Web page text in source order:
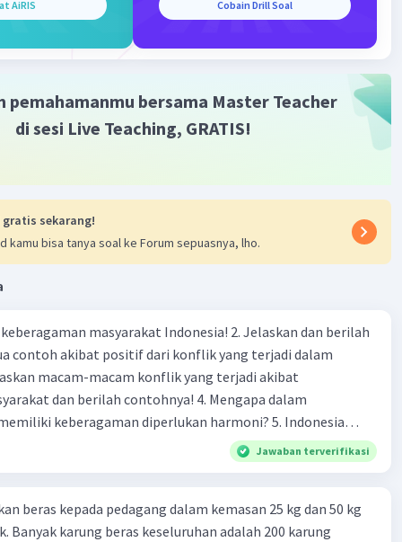
pakai "hu" yang cewek pakai "Haa".
Kak(maaf kalau ada tanda baca yang salah)
·0.0(0) Balas
Iklan
lahu warhamhu wa'afihi wa'fu 'anhu wa akrim
mudkhalahu waghsilhu bilmai wats tsalji
minal khathaya kama naqaitats tsaubal abyadla
wa abdilhu daran khairan min darihi wa ahlan khairan
'adzabil qabri wa 'adzabin naar.
·0.0(0) Balas
AiRIS Cobain Drill Soal
pemahamanmu bersama Master Teacher
di sesi Live Teaching, GRATIS!
gratis sekarang!
kamu bisa tanya soal ke Forum sepuasnya, lho.
masyarakat Indonesia! 2. Jelaskan dan berilah
contoh akibat positif dari konflik yang terjadi dalam
dan berilah contohnya! 4. Mengapa dalam
keberagaman diperlukan harmoni? 5. Indonesia
yang kaya akan keberagaman baik dilihat dari agama, suku,
Berdasarkan pernyataan tersebut, apa yang dapat
Jawaban terverifikasi
beras kepada pedagang dalam kemasan 25 kg dan 50 kg
Banyak karung beras keseluruhan adalah 200 karung